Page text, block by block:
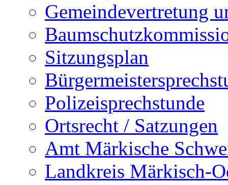
Gemeindevertretung
Sitzungsplan
Polizeisprechstunde
Ortsrecht / Satzungen
Amt Märkische
Landkreis Märkisch-